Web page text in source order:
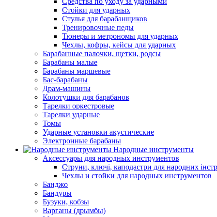
Стойки для ударных
Стулья для барабанщиков
Тренировочные педы
Тюнеры и метрономы для ударных
Чехлы, кофры, кейсы для ударных
Барабанные палочки, щетки, родсы
Барабаны малые
Барабаны маршевые
Бас-барабаны
Драм-машины
Колотушки для барабанов
Тарелки оркестровые
Тарелки ударные
Томы
Ударные установки акустические
Электронные барабаны
Народные инструменты
Аксессуары для народных инструментов
Струни, ключі, каподастри для народних
Чехлы и стойки для народных инструментов
Банджо
Бандуры
Бузуки, кобзы
Варганы (дрымбы)